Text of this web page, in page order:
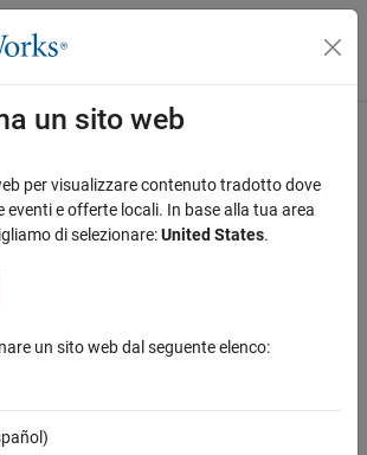
menu di navigazione
un sito web
per visualizzare contenuto tradotto dove
eventi e offerte locali. In base alla tua area
di selezionare:United States.
un sito web dal seguente elenco: